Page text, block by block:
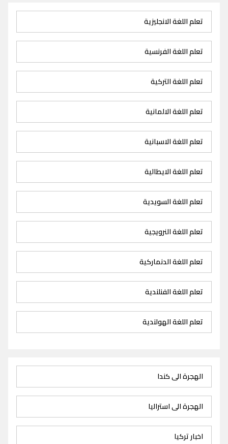
تعلم اللغة الانجليزية
تعلم اللغة الفرنسية
تعلم اللغة التركية
تعلم اللغة الالمانية
تعلم اللغة الاسبانية
تعلم اللغة الايطالية
تعلم اللغة السويدية
تعلم اللغة النرويجية
تعلم اللغة الدنماركية
تعلم اللغة الفنلندية
تعلم اللغة الهولندية
الهجرة الى كندا
الهجرة الى استراليا
اخبار تركيا